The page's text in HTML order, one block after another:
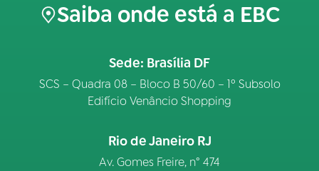
Saiba onde está a EBC
Sede: Brasília DF
SCS – Quadra 08 – Bloco B 50/60 – 1º Subsolo
Edifício Venâncio Shopping
Rio de Janeiro RJ
Av. Gomes Freire, n° 474